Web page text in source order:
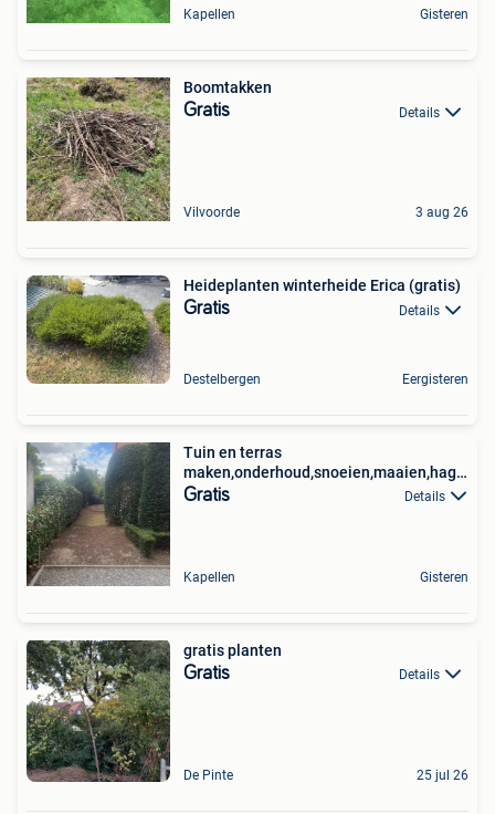
Kapellen Gisteren
Boomtakken
Gratis Details
Vilvoorde 3 aug 26
Heideplanten winterheide Erica (gratis)
Gratis Details
Destelbergen Eergisteren
Tuin en terras
maken,onderhoud,snoeien,maaien,hagen
scheren
Gratis Details
Kapellen Gisteren
gratis planten
Gratis Details
De Pinte 25 jul 26